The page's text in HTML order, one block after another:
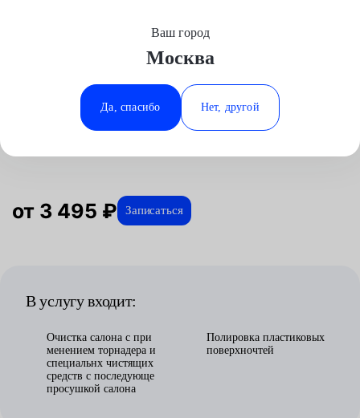
Минеральные Воды
Ростов-на-Дону
Ставрополь
Ваш город
Москва
Да, спасибо Нет, другой
ОтзывыДетейлинг
Химчистка салона для Smart в
от 3 495 ₽ Записаться
В услугу входит:
Очистка салона с при
менением торнадера и
специальнх чистящих
средств с последующе
просушкой салона
Полировка пластиковых
поверхночтей